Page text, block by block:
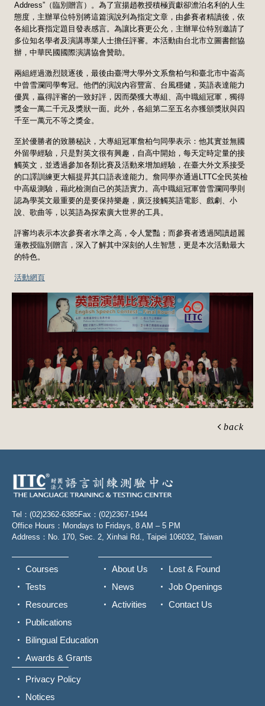
Address”（臨別贈言）。為了宣揚趙教授積極貢獻卻澹泊名利的人生
態度，主辦單位特別將這篇演說列為指定文章，由參賽者精讀後，依
各組比賽指定題目發表感言。為讓比賽更公允，主辦單位特別邀請了
多位知名學者及演講專業人士擔任評審。本活動由台北市立圖書館協
辦，中華民國國際演講協會贊助。
兩組經過激烈競逐後，最後由臺灣大學外文系詹柏勻和臺北市中崙高
中曾雪瀾同學奪冠。他們的演說內容豐富、台風穩健，英語表達能力
優異，贏得評審的一致好評，因而榮獲大專組、高中職組冠軍，獨得
獎金一萬二千元及獎狀一面。此外，各組第二至五名亦獲頒獎狀與四
千至一萬元不等之獎金。
至於優勝者的致勝秘訣，大專組冠軍詹柏勻同學表示：他其實並無國
外留學經驗，只是對英文很有興趣，自高中開始，每天定時定量的接
觸英文，並透過參加各類比賽及活動來增加經驗，在臺大外文系接受
的口譯訓練更大幅提昇其口語表達能力。詹同學亦通過LTTC全民英檢
中高級測驗，藉此檢測自己的英語實力。高中職組冠軍曾雪瀾同學則
認為學英文最重要的是要保持樂趣，廣泛接觸英語電影、戲劇、小
說、歌曲等，以英語為探索廣大世界的工具。
評審均表示本次參賽者水準之高，令人驚豔；而參賽者透過閱讀趙麗
蓮教授臨別贈言，深入了解其中深刻的人生智慧，更是本次活動最大
的特色。
活動網頁
back
Tel：(02)2362-6385Fax：(02)2367-1944
Office Hours：Mondays to Fridays, 8 AM – 5 PM
Address：No. 170, Sec. 2, Xinhai Rd., Taipei 106032, Taiwan
Courses
Tests
Resources
Publications
Bilingual Education
Awards & Grants
About Us
News
Activities
Lost & Found
Job Openings
Contact Us
Privacy Policy
Notices